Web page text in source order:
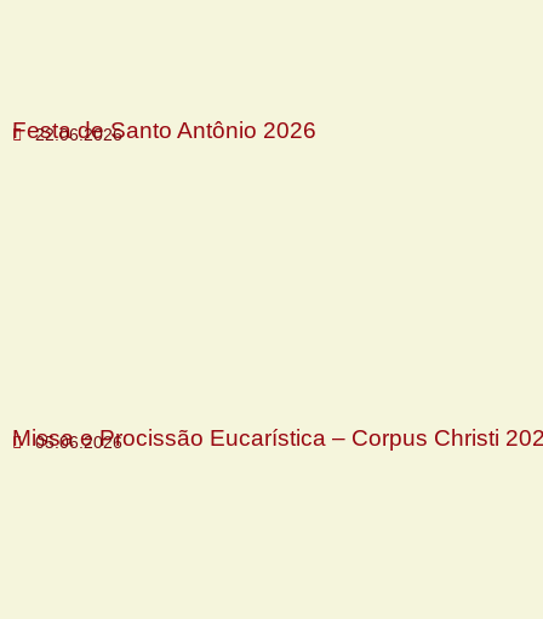
Festa de Santo Antônio 2026
22.06.2026
Missa e Procissão Eucarística – Corpus Christi
05.06.2026